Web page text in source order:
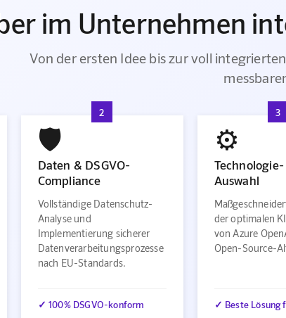
im Unternehmen
Von der ersten Idee bis zur voll
2
🛡️
Daten & DSGVO-
Compliance
Vollständige Datenschutz-
Analyse und
Implementierung sicherer
Datenverarbeitungsprozesse
nach EU-Standards.
✓ 100% DSGVO-konform
3
⚙️
Auswahl
der optimalen
von Azure
Open-Source-
✓ Beste Lösung